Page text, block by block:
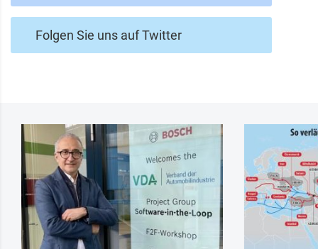
Folgen Sie uns auf Twitter